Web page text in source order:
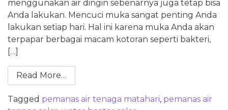
menggunakan air dingin sebenarnya juga tetap bisa
Anda lakukan. Mencuci muka sangat penting Anda
lakukan setiap hari. Hal ini karena muka Anda akan
terpapar berbagai macam kotoran seperti bakteri,
[…]
Read More…
Tagged pemanas air tenaga matahari, pemanas air